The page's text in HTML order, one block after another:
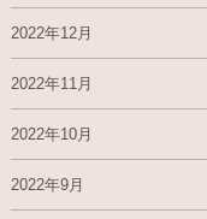
2022年12月
2022年11月
2022年10月
2022年9月